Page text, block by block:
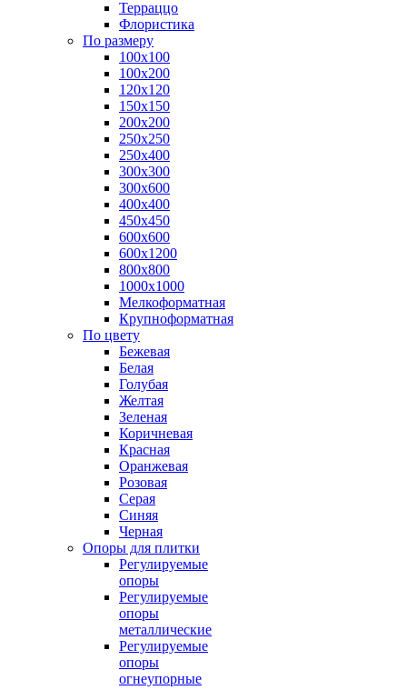
Терраццо
Флористика
По размеру
100х100
100х200
120х120
150х150
200х200
250х250
250х400
300х300
300х600
400х400
450х450
600х600
600х1200
800х800
1000х1000
Мелкоформатная
Крупноформатная
По цвету
Бежевая
Белая
Голубая
Желтая
Зеленая
Коричневая
Красная
Оранжевая
Розовая
Серая
Синяя
Черная
Опоры для плитки
Регулируемые
опоры
Регулируемые
опоры
металлические
Регулируемые
опоры
огнеупорные